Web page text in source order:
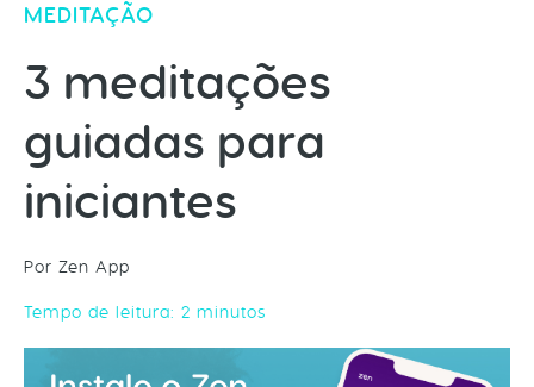
MEDITAÇÃO
3 meditações
guiadas para
iniciantes
Por Zen App
Tempo de leitura: 2 minutos